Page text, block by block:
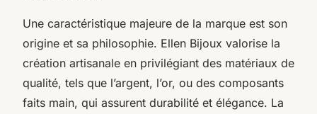
Une caractéristique majeure de la marque est son
origine et sa philosophie. Ellen Bijoux valorise la
création artisanale en privilégiant des matériaux de
qualité, tels que l’argent, l’or, ou des composants
faits main, qui assurent durabilité et élégance. La